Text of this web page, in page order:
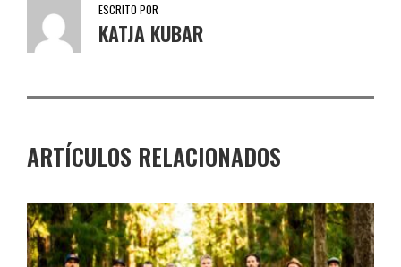
ESCRITO POR
KATJA KUBAR
ARTÍCULOS RELACIONADOS